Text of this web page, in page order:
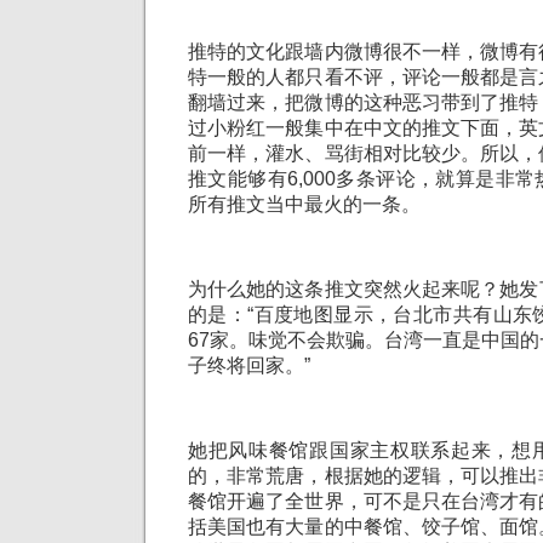
推特的文化跟墙内微博很不一样，微博
特一般的人都只看不评，评论一般都是
翻墙过来，把微博的这种恶习带到了推
过小粉红一般集中在中文的推文下面，
前一样，灌水、骂街相对比较少。所以
推文能够有6,000多条评论，就算是非常
所有推文当中最火的一条。
为什么她的这条推文突然火起来呢？她
的是：“百度地图显示，台北市共有山东
67家。味觉不会欺骗。台湾一直是中国
子终将回家。”
她把风味餐馆跟国家主权联系起来，想
的，非常荒唐，根据她的逻辑，可以推
餐馆开遍了全世界，可不是只在台湾才
括美国也有大量的中餐馆、饺子馆、面